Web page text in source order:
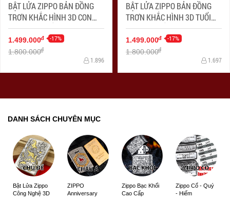
BẬT LỬA ZIPPO BẢN ĐỒNG
TRƠN KHẮC HÌNH 3D CON
RỒNG SIÊU SẮC NÉT
1.499.000đ -17%
1.800.000đ
1.896
BẬT LỬA ZIPPO BẢN ĐỒNG
TRƠN KHẮC HÌNH 3D TUỔI
LỢN SIÊU SẮC NÉT
1.499.000đ -17%
1.800.000đ
1.697
DANH SÁCH CHUYÊN MỤC
Bật Lửa Zippo
Công Nghệ 3D
ZIPPO
Anniversary
Zippo Bạc Khối
Cao Cấp
Zippo Cổ - Quý
- Hiếm